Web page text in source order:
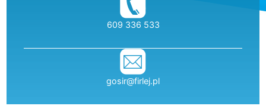
telefon:
609 336 533
gosir@firlej.pl